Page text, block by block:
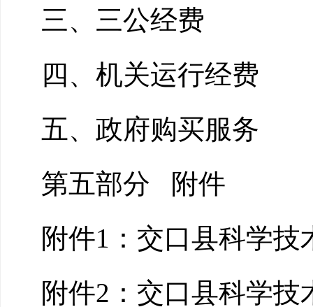
三、三公经费
四、机关运行经费
五、政府购买服务
第五部分
附件
附件1：交口县科学技
附件2：交口县科学